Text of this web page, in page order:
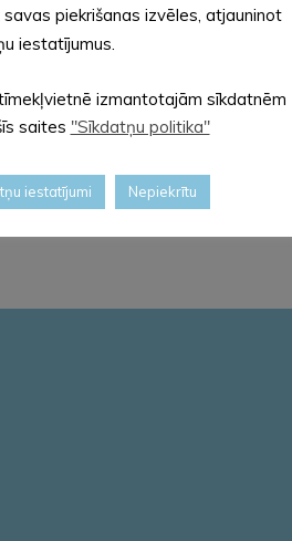
un vasaras sezonai
sezonai
sezonai
piekrišanas izvēles, atjauninot
iestatījumus.
izmantotajām sīkdatnēm
saites "Sīkdatņu politika"
iestatījumi Nepiekrītu